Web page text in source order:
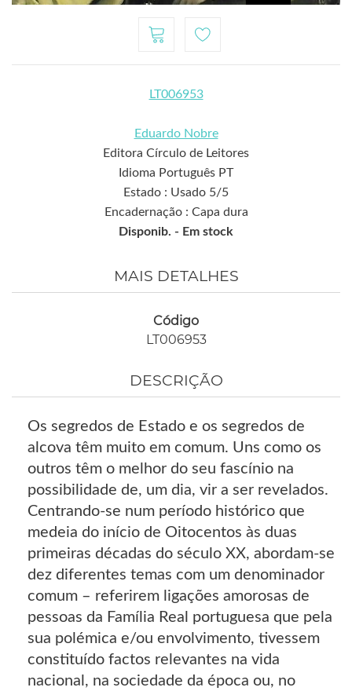
LT006953
Eduardo Nobre
Editora Círculo de Leitores
Idioma Português PT
Estado : Usado 5/5
Encadernação : Capa dura
Disponib. - Em stock
MAIS DETALHES
Código
LT006953
DESCRIÇÃO
Os segredos de Estado e os segredos de
alcova têm muito em comum. Uns como os
outros têm o melhor do seu fascínio na
possibilidade de, um dia, vir a ser revelados.
Centrando-se num período histórico que
medeia do início de Oitocentos às duas
primeiras décadas do século XX, abordam-se
dez diferentes temas com um denominador
comum – referirem ligações amorosas de
pessoas da Família Real portuguesa que pela
sua polémica e/ou envolvimento, tivessem
constituído factos relevantes na vida
nacional, na sociedade da época ou, no